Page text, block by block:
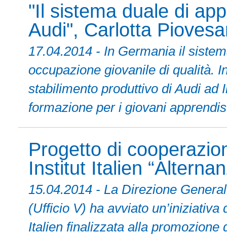
"Il sistema duale di
Audi", Carlotta
17.04.2014 - In Germania il
occupazione giovanile di qualità.
stabilimento produttivo di Audi ad
formazione per i giovani
Progetto di
Institut Italien
15.04.2014 - La Direzione
(Ufficio V) ha avviato
Italien finalizzata alla promozione